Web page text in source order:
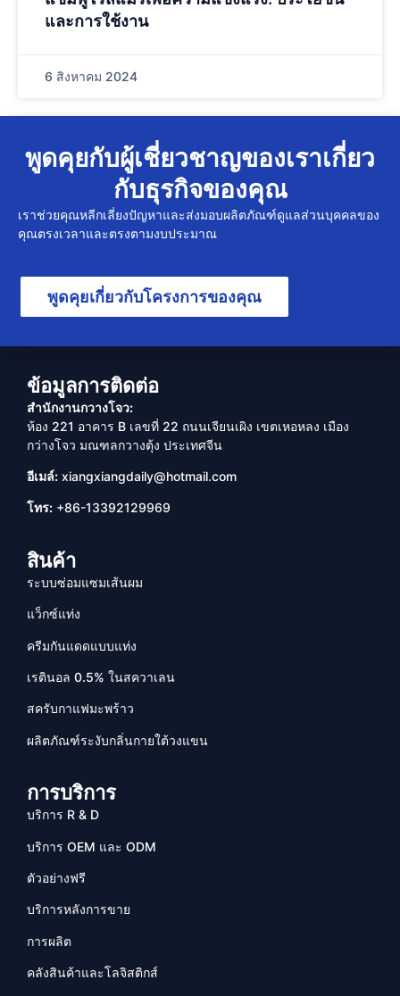
และการใช้งาน
6 สิงหาคม 2024
พูดคุยกับผู้เชี่ยวชาญของเราเกี่ยว
กับธุรกิจของคุณ
เราช่วยคุณหลีกเลี่ยงปัญหาและส่งมอบผลิตภัณฑ์ดูแลส่วนบุคคลของ
คุณตรงเวลาและตรงตามงบประมาณ
พูดคุยเกี่ยวกับโครงการของคุณ
ข้อมูลการติดต่อ
สำนักงานกวางโจว:
ห้อง 221 อาคาร B เลขที่ 22 ถนนเจียนเผิง เขตเหอหลง เมือง
กว่างโจว มณฑลกวางตุ้ง ประเทศจีน
อีเมล์: xiangxiangdaily@hotmail.com
โทร: +86-13392129969
สินค้า
ระบบซ่อมแซมเส้นผม
แว็กซ์แท่ง
ครีมกันแดดแบบแท่ง
เรตินอล 0.5% ในสควาเลน
สครับกาแฟมะพร้าว
ผลิตภัณฑ์ระงับกลิ่นกายใต้วงแขน
การบริการ
บริการ R & D
บริการ OEM และ ODM
ตัวอย่างฟรี
บริการหลังการขาย
การผลิต
คลังสินค้าและโลจิสติกส์